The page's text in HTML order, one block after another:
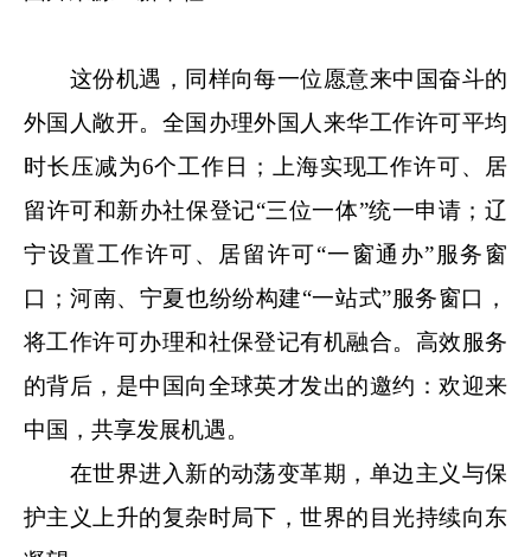
这份机遇，同样向每一位愿意来中国奋斗的
外国人敞开。全国办理外国人来华工作许可平均
时长压减为6个工作日；上海实现工作许可、居
留许可和新办社保登记“三位一体”统一申请；辽
宁设置工作许可、居留许可“一窗通办”服务窗
口；河南、宁夏也纷纷构建“一站式”服务窗口，
将工作许可办理和社保登记有机融合。高效服务
的背后，是中国向全球英才发出的邀约：欢迎来
中国，共享发展机遇。
在世界进入新的动荡变革期，单边主义与保
护主义上升的复杂时局下，世界的目光持续向东